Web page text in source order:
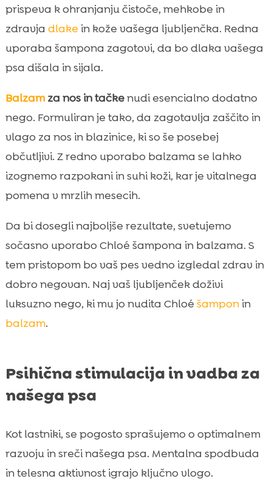
prispeva k ohranjanju čistoče, mehkobe in
zdravja dlake in kože vašega ljubljenčka. Redna
uporaba šampona zagotovi, da bo dlaka vašega
psa dišala in sijala.
Balzamza nos in tačkenudi esencialno dodatno
nego. Formuliran je tako, da zagotavlja zaščito in
vlago za nos in blazinice, ki so še posebej
občutljivi. Z redno uporabo balzama se lahko
izognemo razpokani in suhi koži, kar je vitalnega
pomena v mrzlih mesecih.
Da bi dosegli najboljše rezultate, svetujemo
sočasno uporabo Chloé šampona in balzama. S
tem pristopom bo vaš pes vedno izgledal zdrav in
dobro negovan. Naj vaš ljubljenček doživi
luksuzno nego, ki mu jo nudita Chloé šamponin
balzam.
Psihična stimulacija in vadba za
našega psa
Kot lastniki, se pogosto sprašujemo o optimalnem
razvoju in sreči našega psa. Mentalna spodbuda
in telesna aktivnost igrajo ključno vlogo.